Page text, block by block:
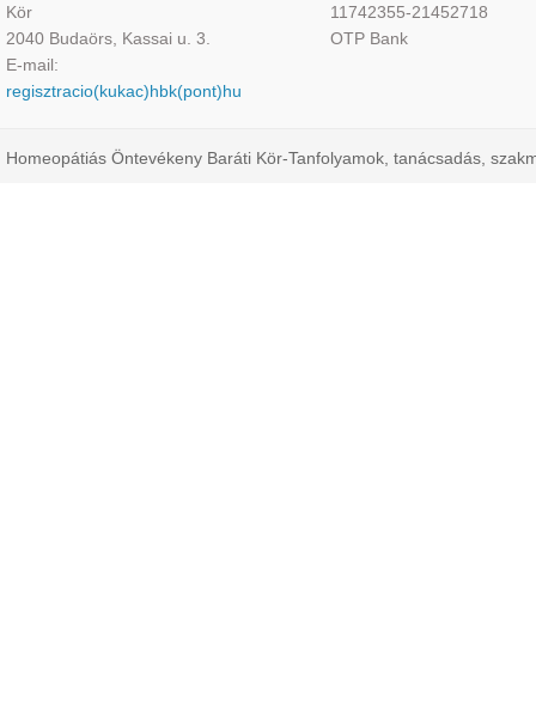
Kör
2040 Budaörs, Kassai u. 3.
E-mail:
regisztracio(kukac)hbk(pont)hu
11742355-21452718
OTP Bank
Homeopátiás Öntevékeny Baráti Kör-Tanfolyamok, tanácsadás,